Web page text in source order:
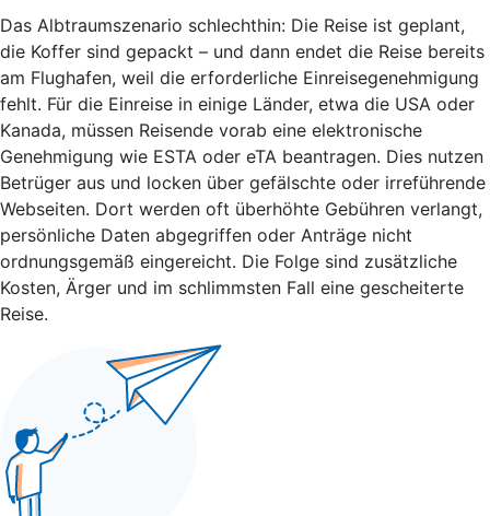
Das Albtraumszenario schlechthin: Die Reise ist geplant,
die Koffer sind gepackt – und dann endet die Reise bereits
am Flughafen, weil die erforderliche Einreisegenehmigung
fehlt. Für die Einreise in einige Länder, etwa die USA oder
Kanada, müssen Reisende vorab eine elektronische
Genehmigung wie ESTA oder eTA beantragen. Dies nutzen
Betrüger aus und locken über gefälschte oder irreführende
Webseiten. Dort werden oft überhöhte Gebühren verlangt,
persönliche Daten abgegriffen oder Anträge nicht
ordnungsgemäß eingereicht. Die Folge sind zusätzliche
Kosten, Ärger und im schlimmsten Fall eine gescheiterte
Reise.